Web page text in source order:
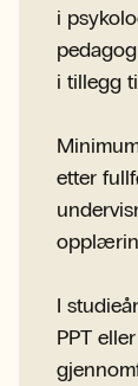
i
i tillegg
etter
I
PPT